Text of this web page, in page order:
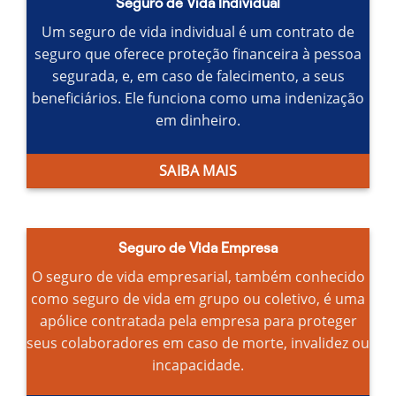
Um seguro de vida individual é um contrato de
seguro que oferece proteção financeira à pessoa
segurada, e, em caso de falecimento, a seus
beneficiários. Ele funciona como uma indenização
em dinheiro.
SAIBA MAIS
Seguro de Vida Empresa
O seguro de vida empresarial, também conhecido
como seguro de vida em grupo ou coletivo, é uma
apólice contratada pela empresa para proteger
seus colaboradores em caso de morte, invalidez ou
incapacidade.